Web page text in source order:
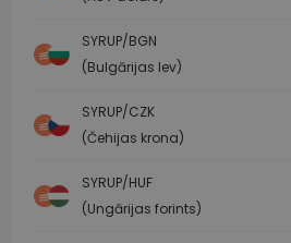
SYRUP/BGN
(Bulgārijas lev)
SYRUP/CZK
(Čehijas krona)
SYRUP/HUF
(Ungārijas forints)